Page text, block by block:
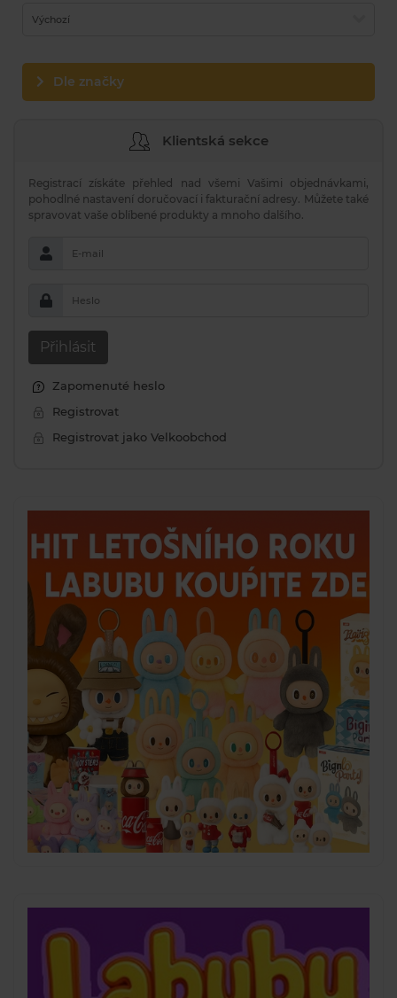
Výchozí
Dle značky
Klientská sekce
Registrací získáte přehled nad všemi Vašimi objednávkami,
pohodlné nastavení doručovací i fakturační adresy. Můžete také
spravovat vaše oblíbené produkty a mnoho dalšího.
E-mail
Heslo
Přihlásit
Zapomenuté heslo
Registrovat
Registrovat jako Velkoobchod